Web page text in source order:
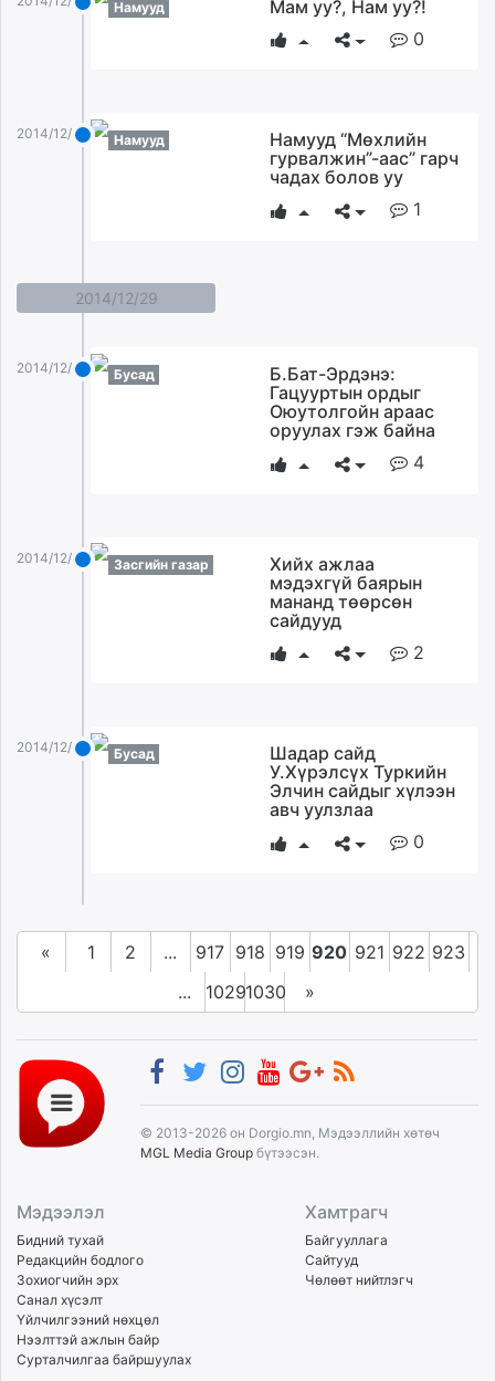
Намууд
Мам уу?, Нам уу?!
0
2014/12/30 Намууд
Намууд “Мөхлийн
гурвалжин”-аас” гарч
чадах болов уу
1
2014/12/29
2014/12/29 Бусад
Б.Бат-Эрдэнэ:
Гацууртын ордыг
Оюутолгойн араас
оруулах гэж байна
4
2014/12/29 Засгийн газар
Хийх ажлаа
мэдэхгүй баярын
мананд төөрсөн
сайдууд
2
2014/12/29 Бусад
Шадар сайд
У.Хүрэлсүх Туркийн
Элчин сайдыг хүлээн
авч уулзлаа
0
« 1 2 ... 917 918 919 920 921 922 923
...
10291030 »
© 2013-2026 он Dorgio.mn, Мэдээллийн хөтөч
MGL Media Group бүтээсэн.
Мэдээлэл
Бидний тухай
Редакцийн бодлого
Зохиогчийн эрх
Санал хүсэлт
Үйлчилгээний нөхцөл
Нээлттэй ажлын байр
Сурталчилгаа байршуулах
Хамтрагч
Байгууллага
Сайтууд
Чөлөөт нийтлэгч